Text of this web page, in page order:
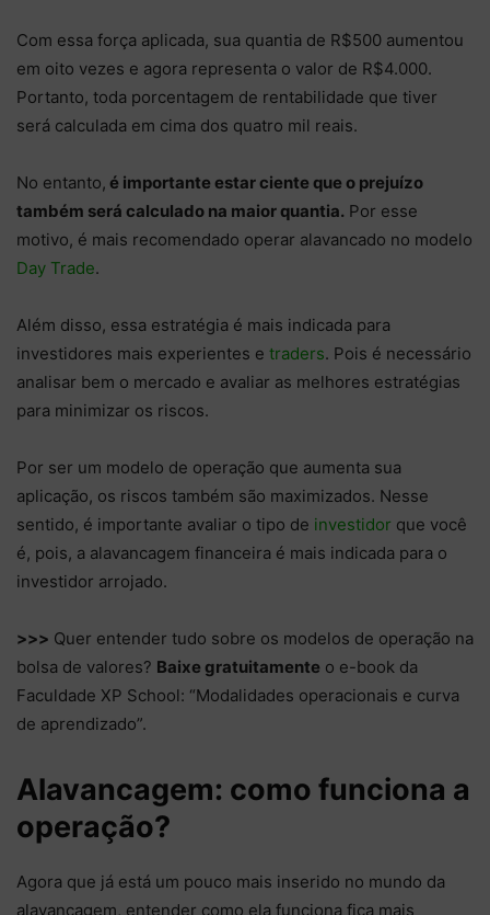
Com essa força aplicada, sua quantia de R$500 aumentou
em oito vezes e agora representa o valor de R$4.000.
Portanto, toda porcentagem de rentabilidade que tiver
será calculada em cima dos quatro mil reais.
No entanto, é importante estar ciente que o prejuízo
também será calculado na maior quantia. Por esse
motivo, é mais recomendado operar alavancado no modelo
Day Trade.
Além disso, essa estratégia é mais indicada para
investidores mais experientes e traders. Pois é necessário
analisar bem o mercado e avaliar as melhores estratégias
para minimizar os riscos.
Por ser um modelo de operação que aumenta sua
aplicação, os riscos também são maximizados. Nesse
sentido, é importante avaliar o tipo de investidor que você
é, pois, a alavancagem financeira é mais indicada para o
investidor arrojado.
>>> Quer entender tudo sobre os modelos de operação na
bolsa de valores? Baixe gratuitamente o e-book da
Faculdade XP School: “Modalidades operacionais e curva
de aprendizado”.
Alavancagem: como funciona a
operação?
Agora que já está um pouco mais inserido no mundo da
alavancagem, entender como ela funciona fica mais